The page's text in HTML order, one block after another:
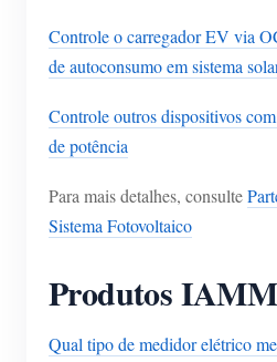
Controle o carregador EV via
de autoconsumo em sistema
Controle outros dispositivos
de potência
Para mais detalhes, consulte
Sistema Fotovoltaico
Produtos
Qual tipo de medidor elétrico